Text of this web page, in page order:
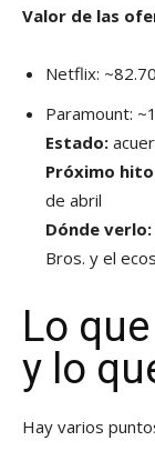
Valor de las
Netflix:
Paramount:
Estado:
Próximo
de abril
Dónde verlo:
Bros. y el
Lo
y lo
Hay varios